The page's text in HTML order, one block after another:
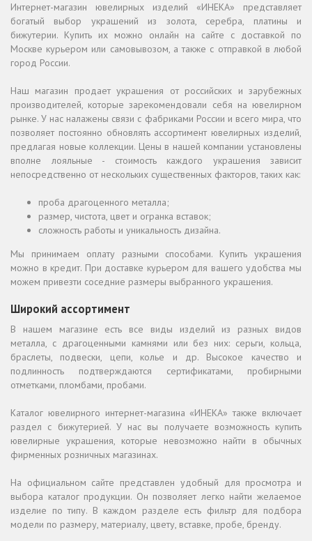
Интернет-магазин ювелирных изделий «ИНЕКА» представляет
богатый выбор украшений из золота, серебра, платины и
бижутерии. Купить их можно онлайн на сайте с доставкой по
Москве курьером или самовывозом, а также с отправкой в любой
город России.
Наш магазин продает украшения от российских и зарубежных
производителей, которые зарекомендовали себя на ювелирном
рынке. У нас налажены связи с фабриками России и всего мира, что
позволяет постоянно обновлять ассортимент ювелирных изделий,
предлагая новые коллекции. Цены в нашей компании установлены
вполне лояльные - стоимость каждого украшения зависит
непосредственно от нескольких существенных факторов, таких как:
проба драгоценного металла;
размер, чистота, цвет и огранка вставок;
сложность работы и уникальность дизайна.
Мы принимаем оплату разными способами. Купить украшения
можно в кредит. При доставке курьером для вашего удобства мы
можем привезти соседние размеры выбранного украшения.
Широкий ассортимент
В нашем магазине есть все виды изделий из разных видов
металла, с драгоценными камнями или без них: серьги, кольца,
браслеты, подвески, цепи, колье и др. Высокое качество и
подлинность подтверждаются сертификатами, пробирными
отметками, пломбами, пробами.
Каталог ювелирного интернет-магазина «ИНЕКА» также включает
раздел с бижутерией. У нас вы получаете возможность купить
ювелирные украшения, которые невозможно найти в обычных
фирменных розничных магазинах.
На официальном сайте представлен удобный для просмотра и
выбора каталог продукции. Он позволяет легко найти желаемое
изделие по типу. В каждом разделе есть фильтр для подбора
модели по размеру, материалу, цвету, вставке, пробе, бренду.